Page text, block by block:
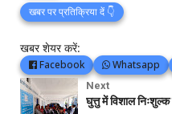
खबर पर प्रतिक्रिया दें 👇
खबर शेयर करें:
Facebook Whatsapp
Next
घुत्तु में विशाल